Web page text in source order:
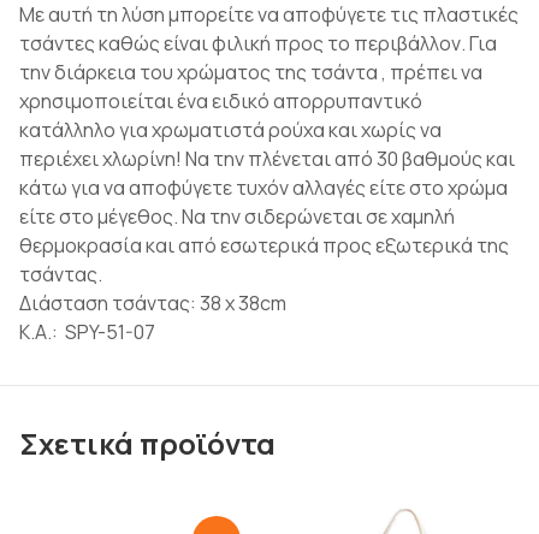
Με αυτή τη λύση μπορείτε να αποφύγετε τις πλαστικές
τσάντες καθώς είναι φιλική προς το περιβάλλον. Για
την διάρκεια του χρώματος της τσάντα , πρέπει να
χρησιμοποιείται ένα ειδικό απορρυπαντικό
κατάλληλο για χρωματιστά ρούχα και χωρίς να
περιέχει χλωρίνη! Να την πλένεται από 30 βαθμούς και
κάτω για να αποφύγετε τυχόν αλλαγές είτε στο χρώμα
είτε στο μέγεθος. Να την σιδερώνεται σε χαμηλή
θερμοκρασία και από εσωτερικά προς εξωτερικά της
τσάντας.
Διάσταση τσάντας: 38 x 38cm
K.A.: SPY-51-07
Σχετικά προϊόντα